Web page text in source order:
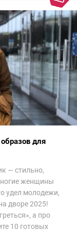
у меня насчет
столько красоты
неделях
для
— стильно,
женщины
удел молодежи,
дворе 2025!
а про
10 готовых